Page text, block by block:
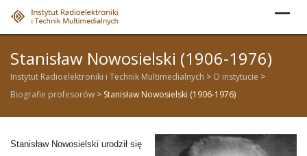
Skip
Stanisław Nowosielski (1906-1976)
Instytut Radioelektroniki i Technik Multimedialnych > O instytucie >
Biografie profesorów > Stanisław Nowosielski (1906-1976)
Stanisław Nowosielski urodził się